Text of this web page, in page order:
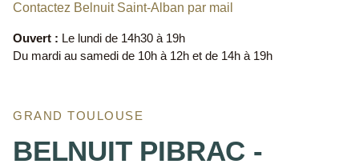
Contactez Belnuit Saint-Alban par mail
Ouvert : Le lundi de 14h30 à 19h
Du mardi au samedi de 10h à 12h et de 14h à 19h
GRAND TOULOUSE
BELNUIT PIBRAC -